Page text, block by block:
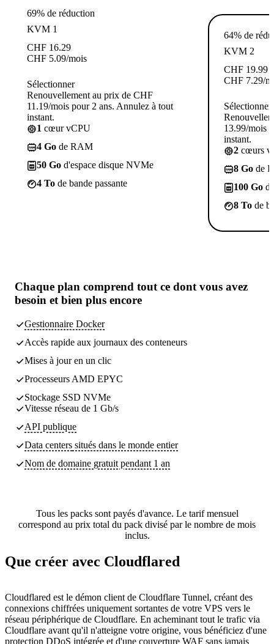
69% de réduction
KVM 1
CHF 16.29
CHF 5.09/mois
Sélectionner
Renouvellement au prix de CHF
11.19/mois pour 2 ans. Annulez à tout
instant.
1 cœur vCPU
4 Go de RAM
50 Go d'espace disque NVMe
4 To de bande passante
64% de
KVM 2
CHF 19.99
CHF 7.29/
Sélectionner
13.99/mois
instant.
2 cœurs
8 Go de
100 Go
8 To de
Chaque plan comprend tout ce dont vous avez
besoin et bien plus encore
Gestionnaire Docker
Accès rapide aux journaux des conteneurs
Mises à jour en un clic
Processeurs AMD EPYC
Stockage SSD NVMe
Vitesse réseau de 1 Gb/s
API publique
Data centers situés dans le monde entier
Nom de domaine gratuit pendant 1 an
Tous les packs sont payés d'avance. Le tarif mensuel
correspond au prix total du pack divisé par le nombre de mois
inclus.
Que créer avec Cloudflared
Cloudflared est le démon client de Cloudflare Tunnel, créant des
connexions chiffrées uniquement sortantes de votre VPS vers le
réseau périphérique de Cloudflare. En acheminant tout le trafic via
Cloudflare avant qu'il n'atteigne votre origine, vous bénéficiez d'une
protection DDoS intégrée et d'une couverture WAF sans jamais